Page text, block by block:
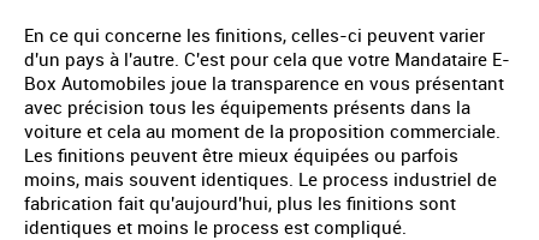
En ce qui concerne les finitions, celles-ci peuvent varier
d'un pays à l'autre. C'est pour cela que votre Mandataire E-
Box Automobiles joue la transparence en vous présentant
avec précision tous les équipements présents dans la
voiture et cela au moment de la proposition commerciale.
Les finitions peuvent être mieux équipées ou parfois
moins, mais souvent identiques. Le process industriel de
fabrication fait qu'aujourd'hui, plus les finitions sont
identiques et moins le process est compliqué.